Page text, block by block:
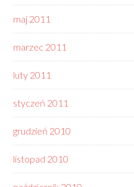
maj 2011
marzec 2011
luty 2011
styczeń 2011
grudzień 2010
listopad 2010